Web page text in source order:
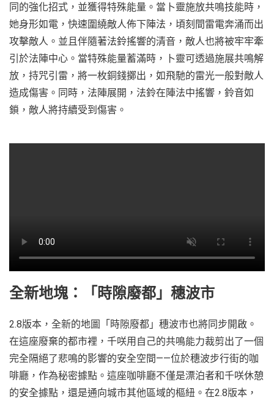
同的強化招式，並獲得特殊能量。當卜靈施放共鳴技能時，
她身形如電，快速圍繞敵人佈下陣法，頃刻間雷電奔涌而出
攻擊敵人。並且伴隨著法鈴搖響的清音，敵人也將被牢牢牽
引於法陣中心。當特殊能量蓄滿時，卜靈可透過施展共鳴解
放，持咒引雷，將一枚銅錢擲出，如飛馳的雷光一般對敵人
造成傷害。同時，法陣展開，法鈴在陣法中搖響，鈴音如
鎖，敵人將持續受到傷害。
全新地塊：「時隙廢都」穗波市
2.8版本，全新的地圖「時隙廢都」穗波市也將同步開啟。
在這座廢棄的都市裡，千咲用自己的共鳴能力裁剪出了一個
完全隔絕了悲鳴的影響的安全空間——位於穗波步行街的咖
啡廳，作為秘密據點。這座咖啡廳不僅是漂泊者和千咲休憩
的安全據點，還是通向城市其他區域的樞紐。在2.8版本，